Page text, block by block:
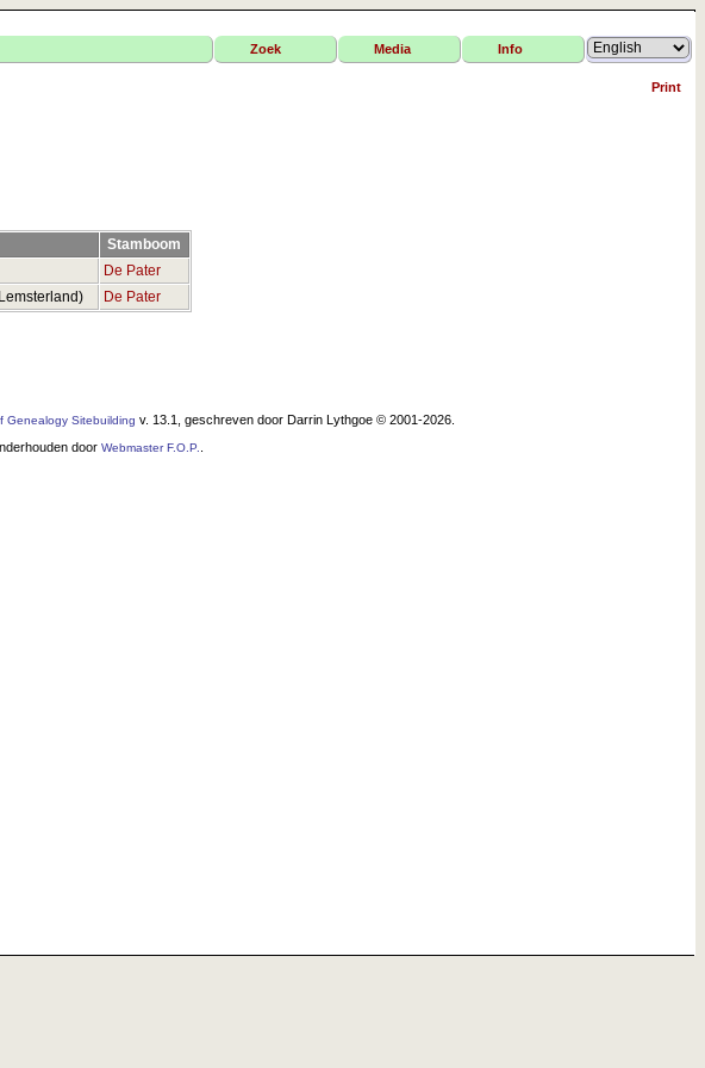
Zoek Media Info
Print
Stamboom
De Pater
De Pater
Genealogy Sitebuilding v. 13.1, geschreven door Darrin Lythgoe © 2001-2026.
door Webmaster F.O.P.